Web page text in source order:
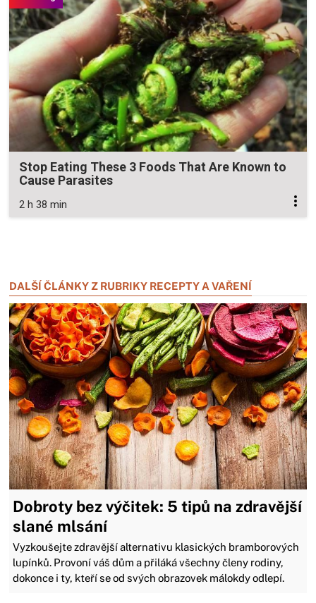
Stop Eating These 3 Foods That Are Known to
Cause Parasites
2 h 38 min
DALŠÍ ČLÁNKY Z RUBRIKY RECEPTY A VAŘENÍ
Dobroty bez výčitek: 5 tipů na zdravější
slané mlsání
Vyzkoušejte zdravější alternativu klasických bramborových
lupínků. Provoní váš dům a přiláká všechny členy rodiny,
dokonce i ty, kteří se od svých obrazovek málokdy odlepí.